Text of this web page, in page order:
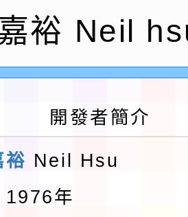
（防空）演習－
行計畫」
年金融知識線上
學年度第1學
考代課鐘點教
辦理後續甄選)
桃園市115學年
點」1份
學年度學生
案
補助參觀特色
嘉裕 Neil
開發者簡介
裕 Neil Hsu
1976年